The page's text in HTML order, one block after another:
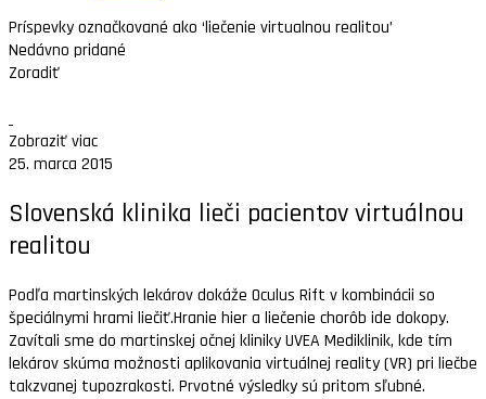
Príspevky označkované ako ‘liečenie virtualnou realitou’
Nedávno pridané
Zoradiť
Zobraziť viac
25. marca 2015
Slovenská klinika lieči pacientov virtuálnou
realitou
Podľa martinských lekárov dokáže Oculus Rift v kombinácii so
špeciálnymi hrami liečiť.Hranie hier a liečenie chorôb ide dokopy.
Zavítali sme do martinskej očnej kliniky UVEA Mediklinik, kde tím
lekárov skúma možnosti aplikovania virtuálnej reality (VR) pri liečbe
takzvanej tupozrakosti. Prvotné výsledky sú pritom sľubné.